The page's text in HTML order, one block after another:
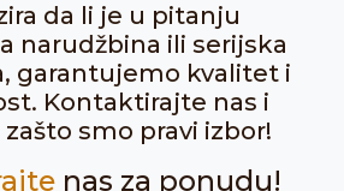
da li je u pitanju
narudžbina ili serijska
garantujemo kvalitet i
Kontaktirajte nas i
smo pravi izbor!
nas za ponudu!